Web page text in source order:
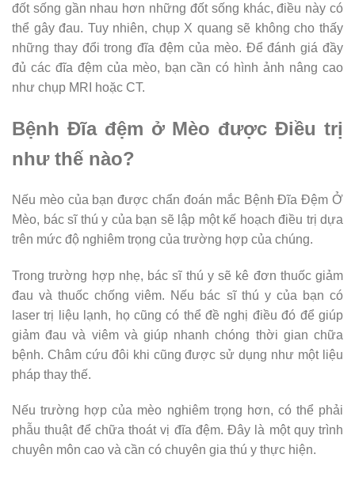
đốt sống gần nhau hơn những đốt sống khác, điều này có
thể gây đau. Tuy nhiên, chụp X quang sẽ không cho thấy
những thay đổi trong đĩa đệm của mèo. Để đánh giá đầy
đủ các đĩa đệm của mèo, bạn cần có hình ảnh nâng cao
như chụp MRI hoặc CT.
Bệnh Đĩa đệm ở Mèo được Điều trị
như thế nào?
Nếu mèo của bạn được chẩn đoán mắc Bệnh Đĩa Đệm Ở
Mèo, bác sĩ thú y của bạn sẽ lập một kế hoạch điều trị dựa
trên mức độ nghiêm trọng của trường hợp của chúng.
Trong trường hợp nhẹ, bác sĩ thú y sẽ kê đơn thuốc giảm
đau và thuốc chống viêm. Nếu bác sĩ thú y của bạn có
laser trị liệu lạnh, họ cũng có thể đề nghị điều đó để giúp
giảm đau và viêm và giúp nhanh chóng thời gian chữa
bệnh. Châm cứu đôi khi cũng được sử dụng như một liệu
pháp thay thế.
Nếu trường hợp của mèo nghiêm trọng hơn, có thể phải
phẫu thuật để chữa thoát vị đĩa đệm. Đây là một quy trình
chuyên môn cao và cần có chuyên gia thú y thực hiện.